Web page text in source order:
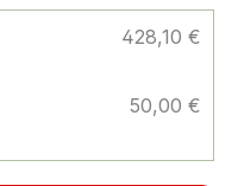
428,10 €
50,00 €